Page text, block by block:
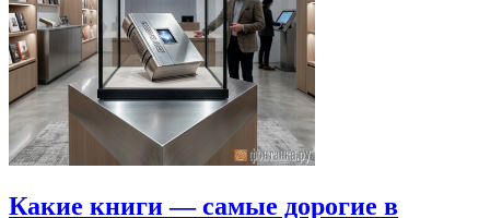
Какие книги — самые дорогие в